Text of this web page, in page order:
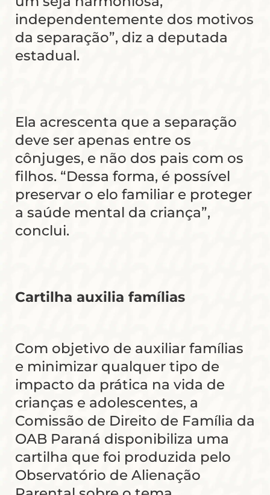
independentemente dos motivos
da separação”, diz a deputada
estadual.
Ela acrescenta que a separação
deve ser apenas entre os
cônjuges, e não dos pais com os
filhos. “Dessa forma, é possível
preservar o elo familiar e proteger
a saúde mental da criança”,
conclui.
Cartilha auxilia famílias
Com objetivo de auxiliar famílias
e minimizar qualquer tipo de
impacto da prática na vida de
crianças e adolescentes, a
Comissão de Direito de Família da
OAB Paraná disponibiliza uma
cartilha que foi produzida pelo
Observatório de Alienação